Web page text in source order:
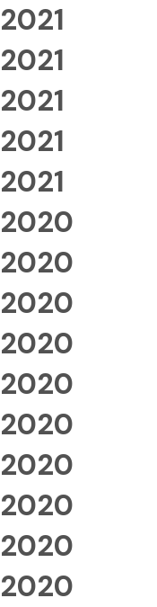
2021
2021
2021
2021
2021
2020
2020
2020
2020
2020
2020
2020
2020
2020
2020